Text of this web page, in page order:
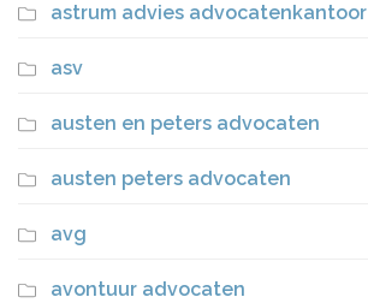
astrum advies advocatenkantoor
asv
austen en peters advocaten
austen peters advocaten
avg
avontuur advocaten